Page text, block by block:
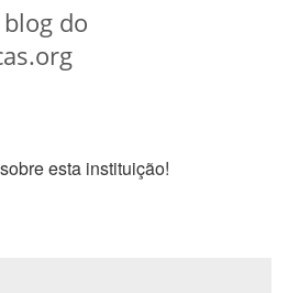
do
esta instituição!